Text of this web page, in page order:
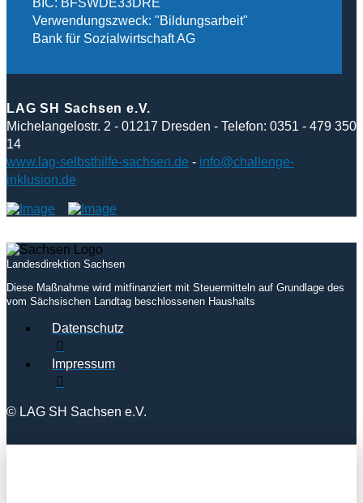
Verwendungszweck: "Bildungsarbeit"
Bank für Sozialwirtschaft AG
LAG SH Sachsen e.V.
Michelangelostr. 2 - 01217 Dresden - Telefon: 0351 - 479 350
14
www.lag-selbsthilfe-sachsen.de - info@challenge-
inklusion.de
Landesdirektion Sachsen
Diese Maßnahme wird mitfinanziert mit Steuermitteln auf Grundlage des
vom Sächsischen Landtag beschlossenen Haushalts
Datenschutz
Impressum
© LAG SH Sachsen e.V.